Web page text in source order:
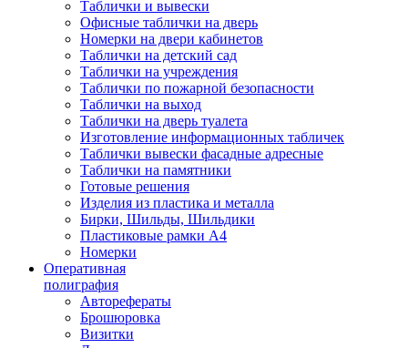
Таблички и вывески
Офисные таблички на дверь
Номерки на двери кабинетов
Таблички на детский сад
Таблички на учреждения
Таблички по пожарной безопасности
Таблички на выход
Таблички на дверь туалета
Изготовление информационных табличек
Таблички вывески фасадные адресные
Таблички на памятники
Готовые решения
Изделия из пластика и металла
Бирки, Шильды, Шильдики
Пластиковые рамки А4
Номерки
Оперативная
полиграфия
Авторефераты
Брошюровка
Визитки